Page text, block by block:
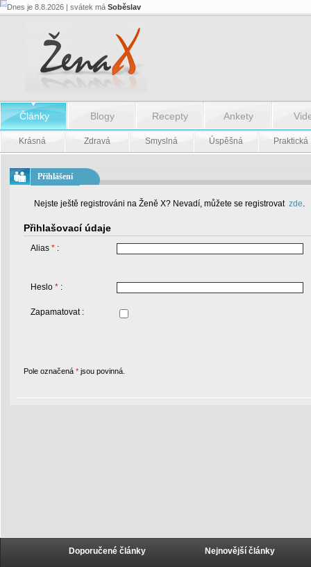
Dnes je 8.8.2026 | svátek má Soběslav
Články Blogy Recepty Ankety
Krásná Zdravá Smyslná Úspěšná Praktická
Přihlášení
Nejste ještě registrováni na Ženě X? Nevadí, můžete se registrovat zde.
Přihlašovací údaje
Alias * :
Heslo * :
Zapamatovat :
Pole označená * jsou povinná.
Doporučené články Nejnovější články